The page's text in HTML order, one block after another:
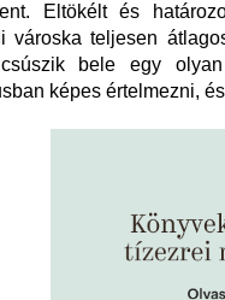
Eltökélt és
városka teljesen
bele egy
képes értelmezni,